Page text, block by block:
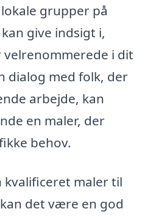
grupper på
give indsigt i,
i dit
dialog med folk, der
arbejde, kan
en maler, der
behov.
kvalificeret maler til
det være en god